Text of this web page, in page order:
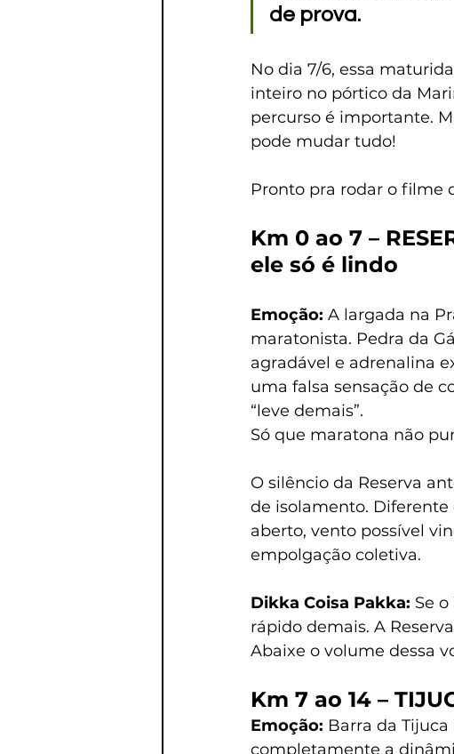
de prova.
No dia 7/6, essa
inteiro no pórtico da
percurso é importante.
pode mudar tudo!
Pronto pra rodar o filme
Km 0 ao 7 –
ele só é lindo
Emoção: A largada na
maratonista. Pedra da
agradável e adrenalina
uma falsa sensação de
“leve demais”.
Só que maratona não
O silêncio da Reserva
de isolamento.
aberto, vento possível
empolgação coletiva.
Dikka Coisa Pakka: Se
rápido demais. A
Abaixe o volume dessa
Km 7 ao 14 –
Emoção: Barra da
completamente a